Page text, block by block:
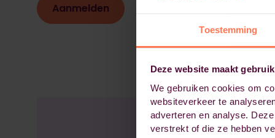
Toestemming
Deze website maakt
We gebruiken cookies om
websiteverkeer te
adverteren en analyse.
verstrekt of die ze hebben
Aanmelden